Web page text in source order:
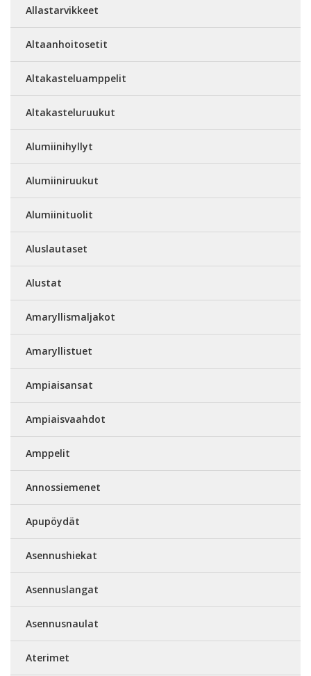
Allastarvikkeet
Altaanhoitosetit
Altakasteluamppelit
Altakasteluruukut
Alumiinihyllyt
Alumiiniruukut
Alumiinituolit
Aluslautaset
Alustat
Amaryllismaljakot
Amaryllistuet
Ampiaisansat
Ampiaisvaahdot
Amppelit
Annossiemenet
Apupöydät
Asennushiekat
Asennuslangat
Asennusnaulat
Aterimet